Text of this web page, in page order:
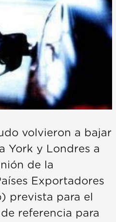
volvieron a bajar
York y Londres a
de la
Exportadores
prevista para el
referencia para